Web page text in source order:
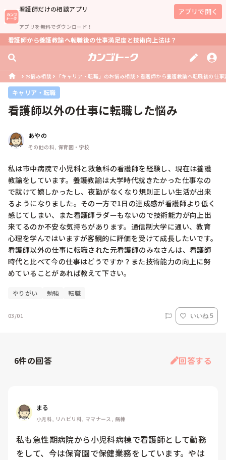
看護師だけの相談アプリ
アプリを無料でダウンロード！
アプリで開く
看護師から養護教諭へ転職後の仕事満足度と技術向上法は？
お悩み相談 「キャリア・転職」のお悩み相談 看護師から養護教諭へ転職後の仕
キャリア・転職
看護師以外の仕事に転職した悩み
あやの
その他の科, 保育園・学校
私は市中病院で小児科と救急科の看護師を経験し、現在は養護
教諭をしています。養護教諭は大学時代就きたかった仕事なの
で就けて嬉しかったし、夜勤がなくなり規則正しい生活が出来
るようになりました。その一方で1日の達成感が看護師より低く
感じてしまい、また看護師ラダーもないので技術能力が向上出
来てるのか不安な気持ちがあります。通信制大学に通い、教育
心理を学んではいますが客観的に評価を受けて成長したいです。
看護師以外の仕事に転職された元看護師のみなさんは、看護師
時代と比べて今の仕事はどうですか？また技術能力の向上に努
めていることがあれば教えて下さい。
やりがい 勉強 転職
03/01 いいね 5
6件の回答 回答する
まる
小児科, リハビリ科, ママナース, 病棟
私も急性期病院から小児科病棟で看護師として勤務
をして、今は保育園で保健業務をしています。やは